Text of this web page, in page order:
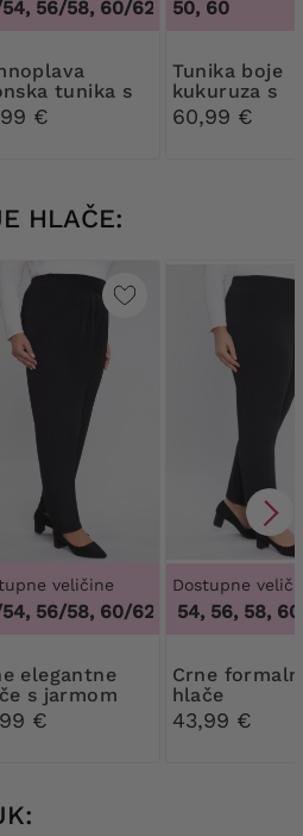
52/54, 56/58, 60/62
56/58, 60/62, 48/50, 52/54,
tunika s
€
50, 60
Tunika boje
kukuruza s
ukrasom za
dekolte
60,99 €
HLAČE:
, 46, 48, 50, 52, 54, 56, 58, 60,
veličine
56/58, 60/62, 48/50, 52/54,
s jarmom
€
Dostupne
50, 52, 54, 56, 58, 60,
Crne formalne
hlače
43,99 €